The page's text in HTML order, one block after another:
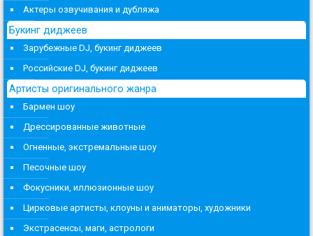
Актеры озвучивания и дубляжа
Букинг диджеев
Зарубежные DJ, букинг диджеев
Российские DJ, букинг диджеев
Артисты оригинального жанра
Бармен шоу
Дрессированные животные
Огненные, экстремальные шоу
Песочные шоу
Фокусники, иллюзионные шоу
Цирковые артисты, клоуны и аниматоры, художники
Экстрасенсы, маги, астрологи